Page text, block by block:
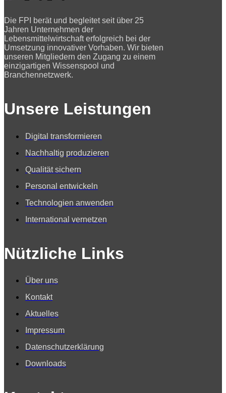
Die FPI berät und begleitet seit über 25
Jahren Unternehmen der
Lebensmittelwirtschaft erfolgreich bei der
Umsetzung innovativer Vorhaben. Wir bieten
unseren Mitgliedern den Zugang zu einem
einzigartigen Wissenspool und
Branchennetzwerk.
Unsere Leistungen
Digital transformieren
Nachhaltig produzieren
Qualität sichern
Personal entwickeln
Technologien anwenden
International vernetzen
Nützliche Links
Über uns
Kontakt
Aktuelles
Impressum
Datenschutzerklärung
Downloads